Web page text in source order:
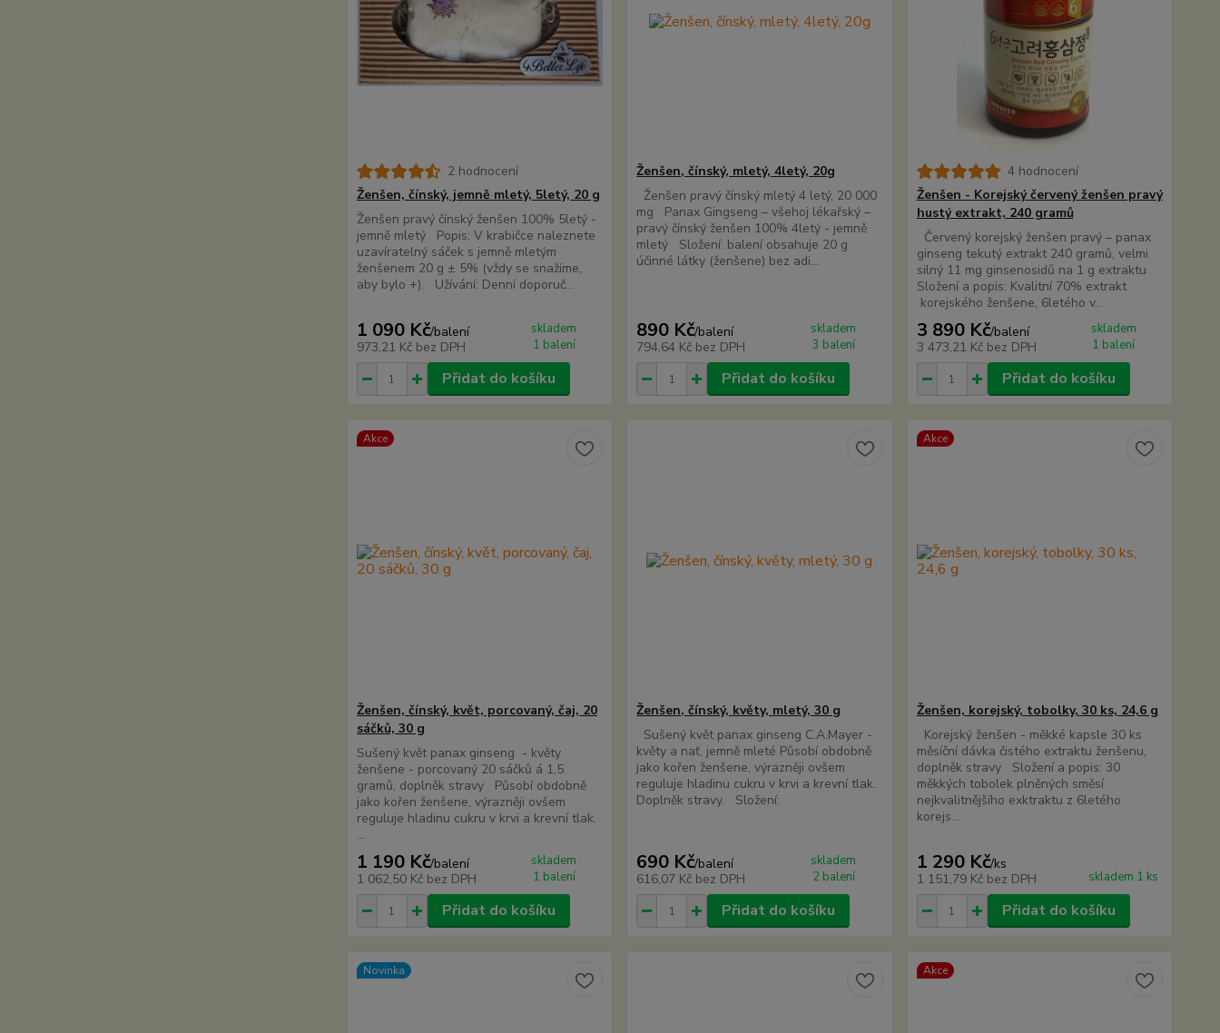
2 hodnocení
Ženšen, čínský, jemně mletý, 5letý, 20 g
Ženšen pravý čínský ženšen 100% 5letý -
jemně mletý Popis: V krabičce naleznete
uzavíratelný sáček s jemně mletým
ženšenem 20 g ± 5% (vždy se snažíme,
aby bylo +). Užívání: Denní doporuč...
1 090 Kč/balení
973,21 Kč bez DPH
skladem
1 balení
Přidat do košíku
Ženšen, čínský, mletý, 4letý, 20g
Ženšen pravý čínský mletý 4 letý, 20 000
mg Panax Gingseng – všehoj lékařský –
pravý čínský ženšen 100% 4letý - jemně
mletý Složení: balení obsahuje 20 g
účinné látky (ženšene) bez adi...
890 Kč/balení
794,64 Kč bez DPH
skladem
3 balení
Přidat do košíku
4 hodnocení
Ženšen - Korejský červený ženšen pravý
hustý extrakt, 240 gramů
Červený korejský ženšen pravý – panax
ginseng tekutý extrakt 240 gramů, velmi
silný 11 mg ginsenosidů na 1 g extraktu
Složení a popis: Kvalitní 70% extrakt
korejského ženšene, 6letého v...
3 890 Kč/balení
3 473,21 Kč bez DPH
skladem
1 balení
Přidat do košíku
Akce
Ženšen, čínský, květ, porcovaný, čaj, 20
sáčků, 30 g
Sušený květ panax ginseng - květy
ženšene - porcovaný 20 sáčků á 1,5
gramů, doplněk stravy Působí obdobně
jako kořen ženšene, výrazněji ovšem
reguluje hladinu cukru v krvi a krevní tlak.
...
1 190 Kč/balení
1 062,50 Kč bez DPH
skladem
1 balení
Přidat do košíku
Ženšen, čínský, květy, mletý, 30 g
Sušený květ panax ginseng C.A.Mayer -
květy a nať, jemně mleté Působí obdobně
jako kořen ženšene, výrazněji ovšem
reguluje hladinu cukru v krvi a krevní tlak.
Doplněk stravy. Složení:
690 Kč/balení
616,07 Kč bez DPH
skladem
2 balení
Přidat do košíku
Akce
Ženšen, korejský, tobolky, 30 ks, 24,6 g
Korejský ženšen - měkké kapsle 30 ks
měsíční dávka čistého extraktu ženšenu,
doplněk stravy Složení a popis: 30
měkkých tobolek plněných směsí
nejkvalitnějšího exktraktu z 6letého
korejs...
1 290 Kč/ks
1 151,79 Kč bez DPH skladem 1 ks
Přidat do košíku
Novinka Akce